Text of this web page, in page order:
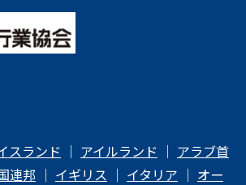
スランド ｜ アイルランド ｜ アラブ首
連邦｜ イギリス ｜ イタリア ｜ オー